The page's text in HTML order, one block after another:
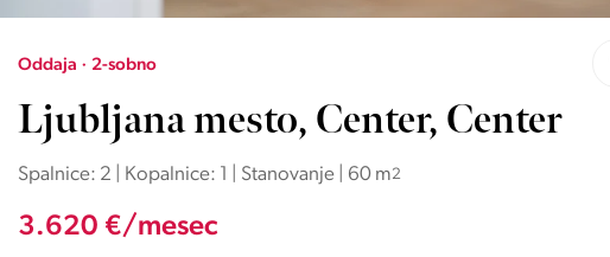
Oddaja · 2-sobno
Ljubljana mesto, Center, Center
Spalnice: 2 | Kopalnice: 1 | Stanovanje | 60 m2
3.620 €/mesec